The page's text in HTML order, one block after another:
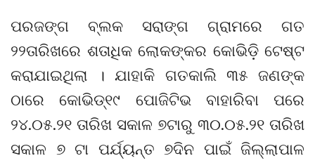
ପରଜଙ୍ଗ ବ୍ଲକ ସରାଙ୍ଗ ଗ୍ରାମରେ ଗତ
୨୨ତାରିଖରେ ଶତାଧିକ ଲୋକଙ୍କର କୋଭିଡ଼ି ଟେଷ୍ଟ
କରାଯାଇଥିଲା । ଯାହାକି ଗତକାଲି ୩୫ ଜଣଙ୍କ
ଠାରେ କୋଭିଡ୍୧୯ ପୋଜିଟିଭ ବାହାରିବା ପରେ
୨୪.୦୫.୨୧ ତାରିଖ ସକାଳ ୭ଟାରୁ ୩୦.୦୫.୨୧ ତାରିଖ
ସକାଳ ୭ ଟା ପର୍ଯ୍ୟନ୍ତ ୭ଦିନ ପାଇଁ ଜିଲ୍ଲାପାଳ